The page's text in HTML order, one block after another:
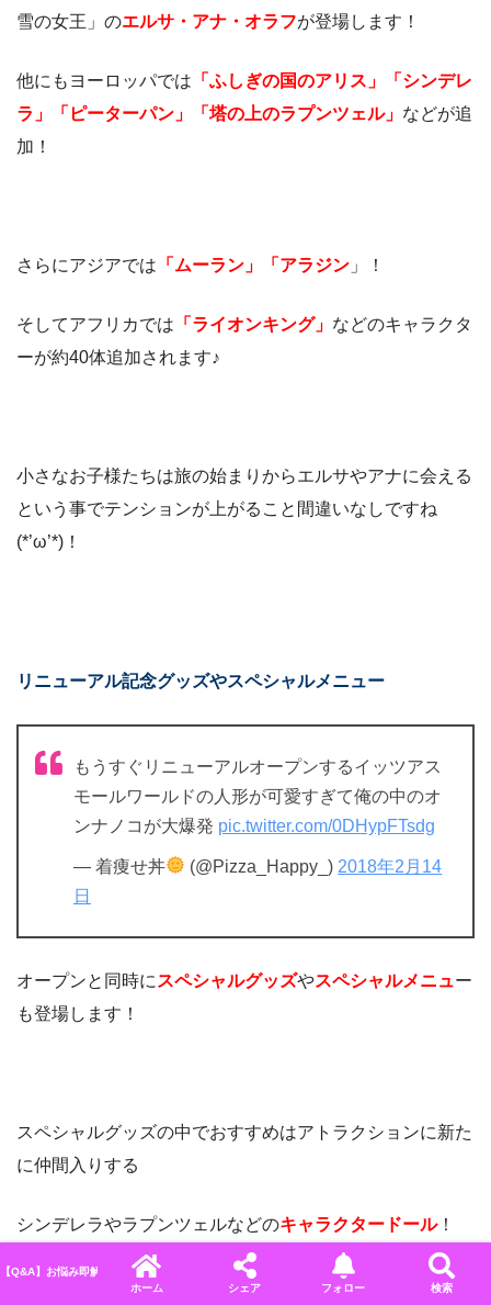
雪の女王」のエルサ・アナ・オラフが登場します！
他にもヨーロッパでは 「ふしぎの国のアリス」「シンデレ
ラ」「ピーターパン」「塔の上のラプンツェル」 などが追
加！
さらにアジアでは 「ムーラン」「アラジン 」！
そしてアフリカでは 「ライオンキング」 などのキャラクタ
ーが約40体追加されます♪
小さなお子様たちは旅の始まりからエルサやアナに会える
という事でテンションが上がること間違いなしですね
(*’ω’*)！
リニューアル記念グッズやスペシャルメニュー
もうすぐリニューアルオープンするイッツアス
モールワールドの人形が可愛すぎて俺の中のオ
ンナノコが大爆発 pic.twitter.com/0DHypFTsdg
— 着痩せ丼 (@Pizza_Happy_) 2018年2月14
日
オープンと同時に スペシャルグッズやスペシャルメニュー
も登場します！
スペシャルグッズの中でおすすめはアトラクションに新た
に仲間入りする
シンデレラやラプンツェルなどのキャラクタードール！
女性はもちろんですが小さなお子様にも大人気になりそう
【Q&A】お悩み即解決！ディズニーに関するよくある質問＆回答まとめ
ホーム
シェア フォロー 検索